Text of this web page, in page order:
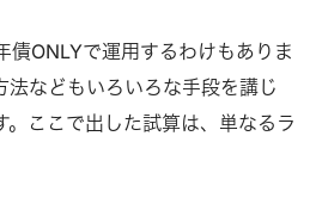
債ONLYで運用するわけもありま
法などもいろいろな手段を講じ
。ここで出した試算は、単なるラ